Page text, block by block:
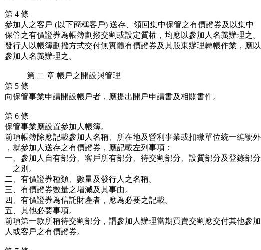
第 4 條
參加人之客戶 (以下簡稱客戶) 送存、領回集中保管之有價證券及以集中
保管之有價證券為帳簿劃撥交割或設定質權，均應以參加人名義辦理之。
發行人以帳簿劃撥方式交付無實體有價證券及其股東辦理轉帳作業，應以
參加人名義辦理之。
第 二 章 帳戶之開設與管理
第 5 條
向保管事業申請開設帳戶者，應提出開戶申請書及相關書件。
第 6 條
保管事業應設置參加人帳簿。
前項帳簿除應記載參加人名稱、所在地及營利事業或扣繳單位統一編號外
，就參加人送存之有價證券，應記載左列事項：
一、參加人自有部分、客戶所有部分、待交割部分、設質部分及登錄部分
之別。
二、有價證券種類、數量及發行人之名稱。
三、有價證券數量之增減及其事由。
四、有價證券為信託財產者，應為必要之記載。
五、其他必要事項。
前項第一款所稱待交割部分，謂參加人辦理當期買賣交割應交付其他參加
人或客戶之有價證券。